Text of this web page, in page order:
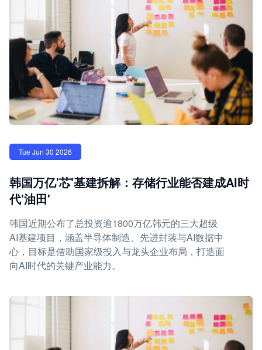
Tue Jun 30 2026
韩国万亿'芯'基建拆解：存储行业能否建成AI时
代'油田'
韩国近期公布了总投资逾1800万亿韩元的三大超级
AI基建项目，涵盖半导体制造、先进封装与AI数据中
心，目标是借助国家级投入与龙头企业布局，打造面
向AI时代的关键产业能力。